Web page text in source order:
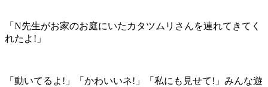
「N先生がお家のお庭にいたカタツムリさんを連れてきてく
れたよ!」
「動いてるよ!」「かわいいネ!」「私にも見せて!」みんな遊